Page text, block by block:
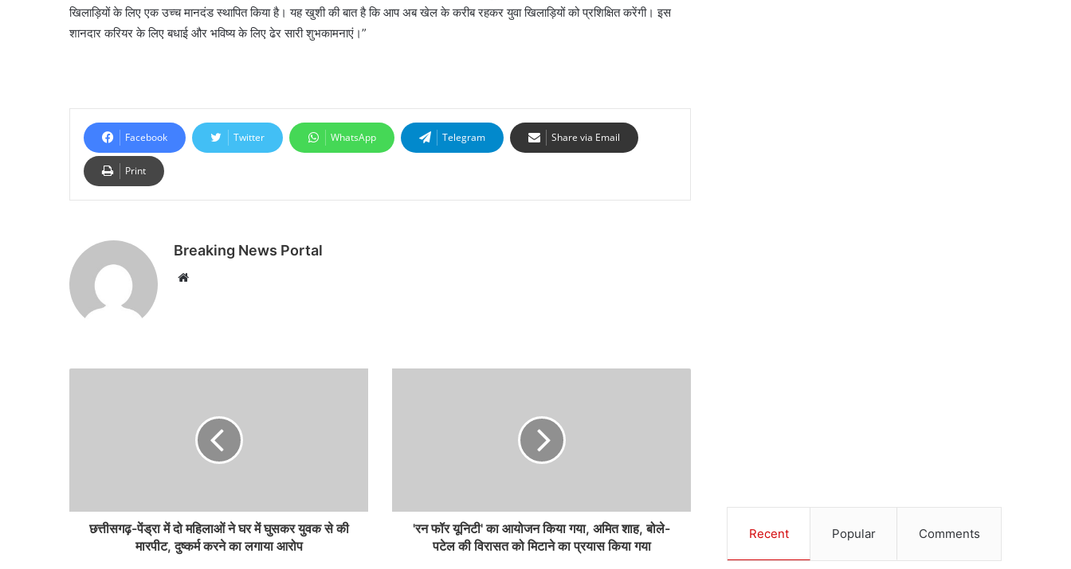
खिलाड़ियों के लिए एक उच्च मानदंड स्थापित किया है। यह खुशी की बात है कि आप अब खेल के करीब रहकर युवा खिलाड़ियों को प्रशिक्षित करेंगी। इस
शानदार करियर के लिए बधाई और भविष्य के लिए ढेर सारी शुभकामनाएं।”
Facebook Twitter WhatsApp Telegram Share via Email
Print
Breaking News Portal
Website
छत्तीसगढ़-पेंड्रा में दो महिलाओं ने घर में घुसकर युवक से की
मारपीट, दुष्कर्म करने का लगाया आरोप
'रन फॉर यूनिटी' का आयोजन किया गया, अमित शाह, बोले-
पटेल की विरासत को मिटाने का प्रयास किया गया
Recent Popular Comments